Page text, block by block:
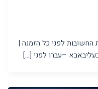
החשובות לפני כל הזמנה |